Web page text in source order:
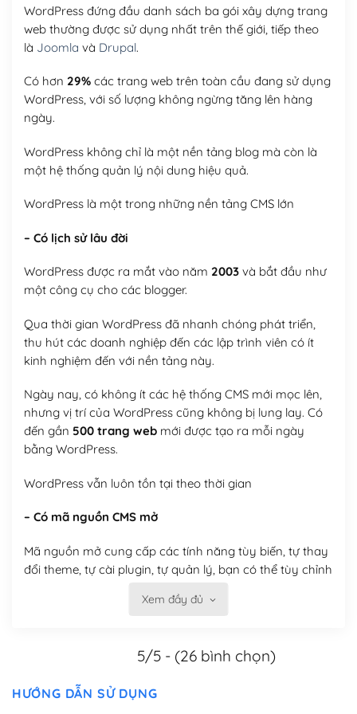
WordPress đứng đầu danh sách ba gói xây dựng trang
web thường được sử dụng nhất trên thế giới, tiếp theo
là Joomla và Drupal.
Có hơn 29%các trang web trên toàn cầu đang sử dụng
WordPress, với số lượng không ngừng tăng lên hàng
ngày.
WordPress không chỉ là một nền tảng blog mà còn là
một hệ thống quản lý nội dung hiệu quả.
WordPress là một trong những nền tảng CMS lớn
– Có lịch sử lâu đời
WordPress được ra mắt vào năm 2003và bắt đầu như
một công cụ cho các blogger.
Qua thời gian WordPress đã nhanh chóng phát triển,
thu hút các doanh nghiệp đến các lập trình viên có ít
kinh nghiệm đến với nền tảng này.
Ngày nay, có không ít các hệ thống CMS mới mọc lên,
nhưng vị trí của WordPress cũng không bị lung lay. Có
đến gần 500 trang webmới được tạo ra mỗi ngày
bằng WordPress.
WordPress vẫn luôn tồn tại theo thời gian
– Có mã nguồn CMS mở
Mã nguồn mở cung cấp các tính năng tùy biến, tự thay
đổi theme, tự cài plugin, tự quản lý, bạn có thể tùy chỉnh
Có thể tùy biến trên website WordPress
Xem đầy đủ
5/5 - (26 bình chọn)
HƯỚNG DẪN SỬ DỤNG